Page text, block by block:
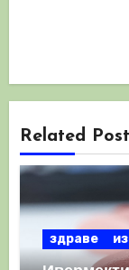
Related Post
здраве